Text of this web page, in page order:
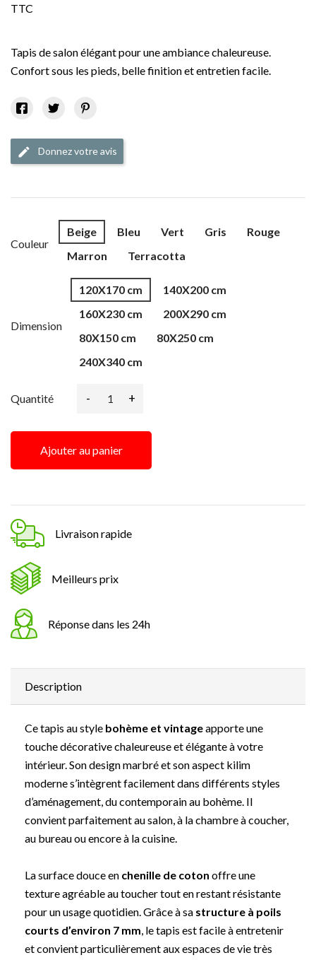
TTC
Tapis de salon élégant pour une ambiance chaleureuse.
Confort sous les pieds, belle finition et entretien facile.
edit Donnez votre avis
Couleur
Beige Bleu Vert Gris
Rouge
Marron
Terracotta
Dimension
120X170 cm
140X200 cm
160X230 cm
200X290 cm
80X150 cm
80X250 cm
240X340 cm
Quantité - +
Ajouter au panier
Livraison rapide
Meilleurs prix
Réponse dans les 24h
Description
Ce tapis au style bohème et vintageapporte une
touche décorative chaleureuse et élégante à votre
intérieur. Son design marbré et son aspect kilim
moderne s’intègrent facilement dans différents styles
d’aménagement, du contemporain au bohème. Il
convient parfaitement au salon, à la chambre à coucher,
au bureau ou encore à la cuisine.
La surface douce en chenille de coton offre une
texture agréable au toucher tout en restant résistante
pour un usage quotidien. Grâce à sa structure à poils
courts d’environ 7 mm , le tapis est facile à entretenir
et convient particulièrement aux espaces de vie très